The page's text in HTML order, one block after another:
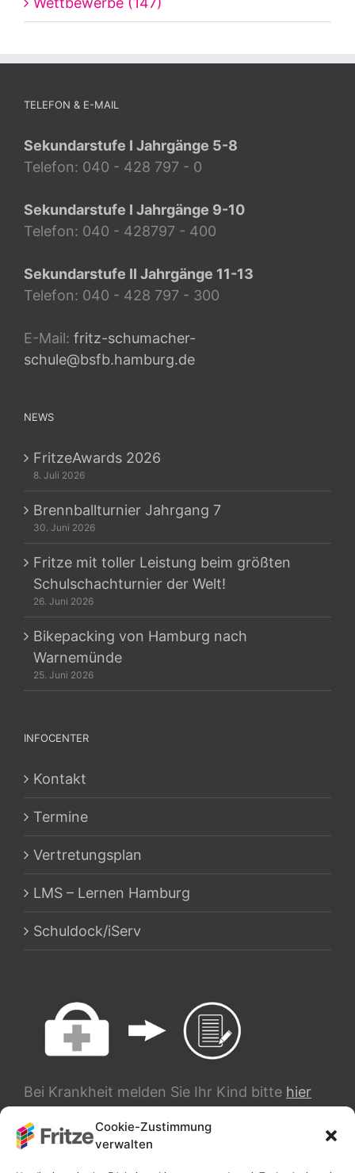
Cookie-Zustimmung
verwalten
TELEFON & E-MAIL
Sekundarstufe I Jahrgänge 5-8
Telefon: 040 - 428 797 - 0
Sekundarstufe I Jahrgänge 9-10
Telefon: 040 - 428797 - 400
Sekundarstufe II Jahrgänge 11-13
Telefon: 040 - 428 797 - 300
E-Mail: fritz-schumacher-
schule@bsfb.hamburg.de
NEWS
FritzeAwards 2026
8. Juli 2026
Brennballturnier Jahrgang 7
30. Juni 2026
Fritze mit toller Leistung beim größten
Schulschachturnier der Welt!
26. Juni 2026
Bikepacking von Hamburg nach
Warnemünde
25. Juni 2026
INFOCENTER
Kontakt
Termine
Vertretungsplan
LMS – Lernen Hamburg
Schuldock/iServ
Bei Krankheit melden Sie Ihr Kind bitte hier
TRANSLATE